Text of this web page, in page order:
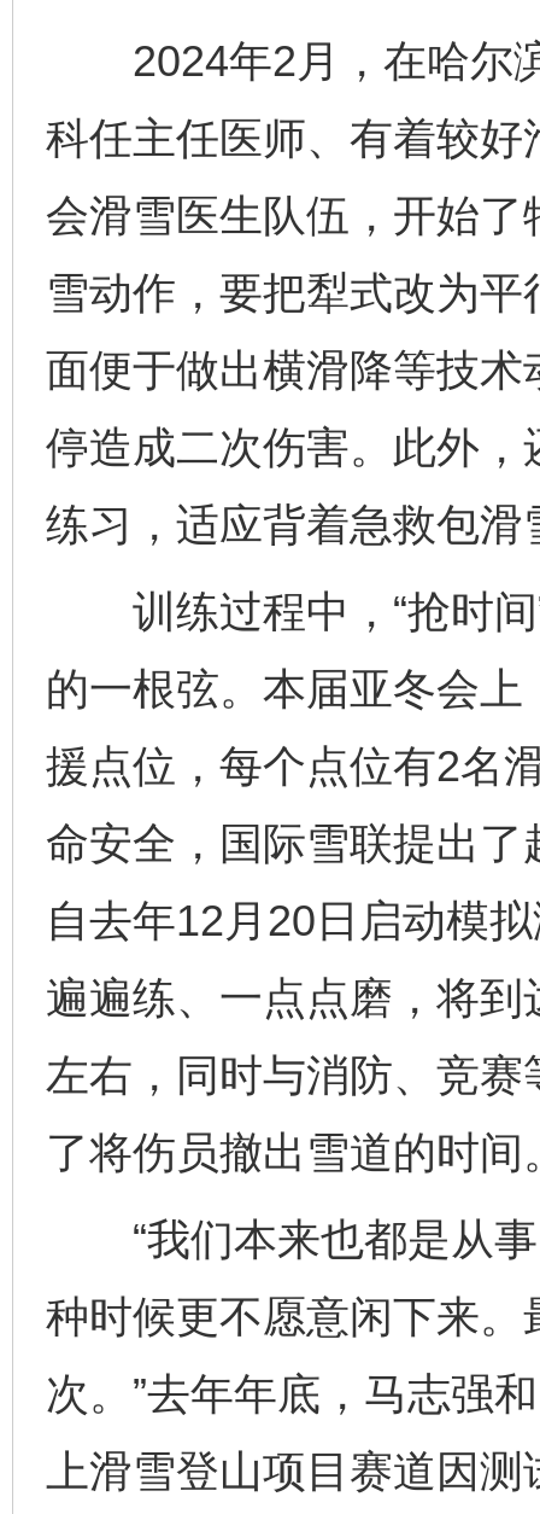
2024年2月，在哈尔
科任主任医师、有着较
会滑雪医生队伍，开始了
雪动作，要把犁式改为
面便于做出横滑降等技
停造成二次伤害。此外
练习，适应背着急救包滑
训练过程中，“抢时间
的一根弦。本届亚冬会
援点位，每个点位有2名
命安全，国际雪联提出了
自去年12月20日启动模
遍遍练、一点点磨，将
左右，同时与消防、竞
了将伤员撤出雪道的时间
“我们本来也都是从事
种时候更不愿意闲下来
次。”去年年底，马志强
上滑雪登山项目赛道因